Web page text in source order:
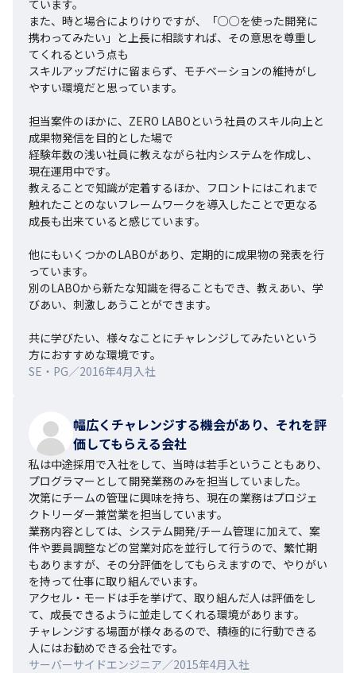
ています。
また、時と場合によりけりですが、「○○を使った開発に
携わってみたい」と上長に相談すれば、その意思を尊重し
てくれるという点も
スキルアップだけに留まらず、モチベーションの維持がし
やすい環境だと思っています。
担当案件のほかに、ZERO LABOという社員のスキル向上と
成果物発信を目的とした場で
経験年数の浅い社員に教えながら社内システムを作成し、
現在運用中です。
教えることで知識が定着するほか、フロントにはこれまで
触れたことのないフレームワークを導入したことで更なる
成長も出来ていると感じています。
他にもいくつかのLABOがあり、定期的に成果物の発表を行
っています。
別のLABOから新たな知識を得ることもでき、教えあい、学
びあい、刺激しあうことができます。
共に学びたい、様々なことにチャレンジしてみたいという
方におすすめな環境です。
SE・PG／2016年4月入社
幅広くチャレンジする機会があり、それを評
価してもらえる会社
私は中途採用で入社をして、当時は若手ということもあり、
プログラマーとして開発業務のみを担当していました。
次第にチームの管理に興味を持ち、現在の業務はプロジェ
クトリーダー兼営業を担当しています。
業務内容としては、システム開発/チーム管理に加えて、案
件や要員調整などの営業対応を並行して行うので、繁忙期
もありますが、その分評価をしてもらえますので、やりがい
を持って仕事に取り組んでいます。
アクセル・モードは手を挙げて、取り組んだ人は評価をし
て、成長できるように並走してくれる環境があります。
チャレンジする場面が様々あるので、積極的に行動できる
人にはお勧めできる会社です。
サーバーサイドエンジニア／2015年4月入社